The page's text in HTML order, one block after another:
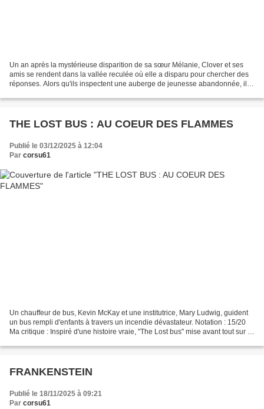
Un an après la mystérieuse disparition de sa sœur Mélanie, Clover et ses
amis se rendent dans la vallée reculée où elle a disparu pour chercher des
réponses. Alors qu'ils inspectent une auberge de jeunesse abandonnée, ils
THE LOST BUS : AU COEUR DES FLAMMES
Publié le 03/12/2025 à 12:04
Par corsu61
Un chauffeur de bus, Kevin McKay et une institutrice, Mary Ludwig, guident
un bus rempli d'enfants à travers un incendie dévastateur. Notation : 15/20
Ma critique : Inspiré d'une histoire vraie, "The Lost bus" mise avant tout sur le
FRANKENSTEIN
Publié le 18/11/2025 à 09:21
Par corsu61